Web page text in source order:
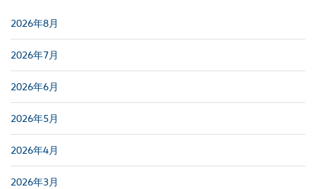
2026年8月
2026年7月
2026年6月
2026年5月
2026年4月
2026年3月